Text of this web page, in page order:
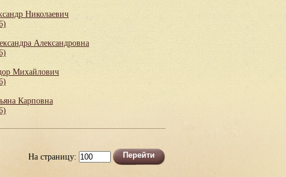
Николаевич
Александровна
Михайлович
Карповна
На страницу: